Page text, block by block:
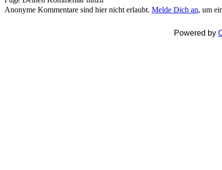
Anonyme Kommentare sind hier nicht erlaubt. Melde Dich an, um
Powered by